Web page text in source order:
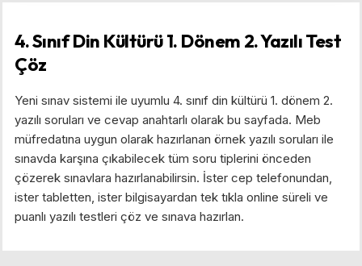
4. Sınıf Din Kültürü 1. Dönem 2. Yazılı Test
Çöz
Yeni sınav sistemi ile uyumlu 4. sınıf din kültürü 1. dönem 2.
yazılı soruları ve cevap anahtarlı olarak bu sayfada. Meb
müfredatına uygun olarak hazırlanan örnek yazılı soruları ile
sınavda karşına çıkabilecek tüm soru tiplerini önceden
çözerek sınavlara hazırlanabilirsin. İster cep telefonundan,
ister tabletten, ister bilgisayardan tek tıkla online süreli ve
puanlı yazılı testleri çöz ve sınava hazırlan.